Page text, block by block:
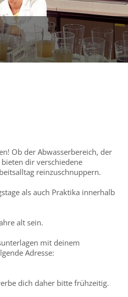
Ob der Abwasserbereich, der
dir verschiedene
reinzuschnuppern.
als auch Praktika innerhalb
alt sein.
mit deinem
Adresse:
dich daher bitte frühzeitig.